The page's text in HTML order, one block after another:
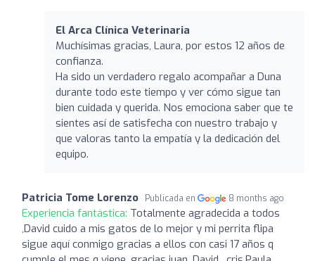
El Arca Clínica Veterinaria
Muchísimas gracias, Laura, por estos 12 años de
confianza.
Ha sido un verdadero regalo acompañar a Duna
durante todo este tiempo y ver cómo sigue tan
bien cuidada y querida. Nos emociona saber que te
sientes así de satisfecha con nuestro trabajo y
que valoras tanto la empatía y la dedicación del
equipo.
Patricia Tome Lorenzo Publicada en 8 months ago
Experiencia fantástica: Totalmente agradecida a todos
,David cuido a mis gatos de lo mejor y mi perrita flipa
sigue aquí conmigo gracias a ellos con casi 17 años q